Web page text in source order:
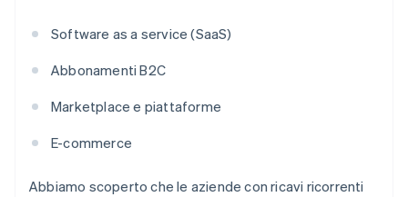
Software as a service (SaaS)
Abbonamenti B2C
Marketplace e piattaforme
E-commerce
Abbiamo scoperto che le aziende con ricavi ricorrenti